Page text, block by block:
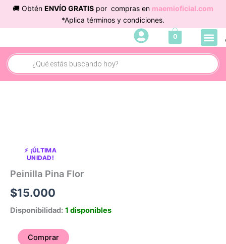
contenido
🚚 Obtén ENVÍO GRATIS por compras en maemioficial.com
*Aplica términos y condiciones.
0
Búsqueda
de
productos
⚡ ¡ÚLTIMA
UNIDAD!
Peinilla Pina Flor
$15.000
Disponibilidad: 1 disponibles
Comprar